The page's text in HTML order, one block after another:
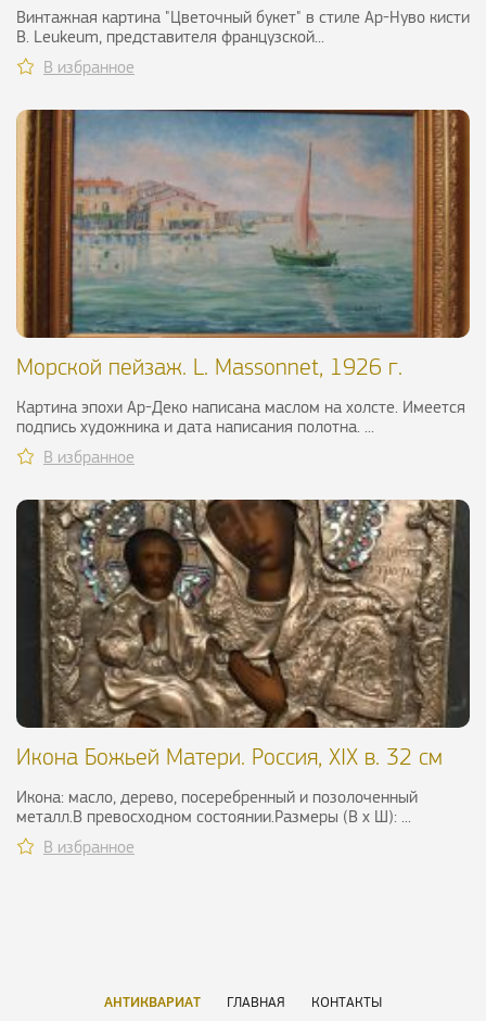
Винтажная картина "Цветочный букет" в стиле Ар-Нуво кисти
B. Leukeum, представителя французской...
В избранное
Морской пейзаж. L. Massonnet, 1926 г.
Картина эпохи Ар-Деко написана маслом на холсте. Имеется
подпись художника и дата написания полотна. ...
В избранное
Икона Божьей Матери. Россия, XIX в. 32 см
Икона: масло, дерево, посеребренный и позолоченный
металл.В превосходном состоянии.Размеры (В х Ш): ...
В избранное
АНТИКВАРИАТ ГЛАВНАЯ КОНТАКТЫ